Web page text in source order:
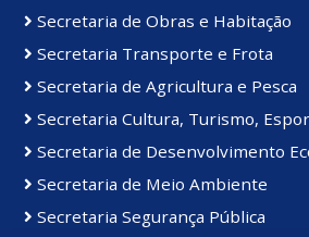
Secretaria de Obras e Habitação
Secretaria Transporte e Frota
Secretaria de Agricultura e Pesca
Secretaria Cultura, Turismo,
Secretaria de Desenvolvimento
Secretaria de Meio Ambiente
Secretaria Segurança Pública